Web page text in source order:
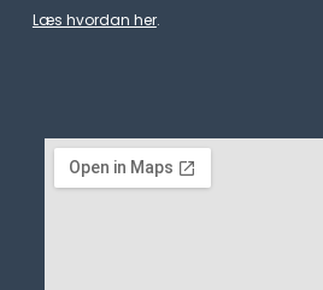
Læs hvordan her.